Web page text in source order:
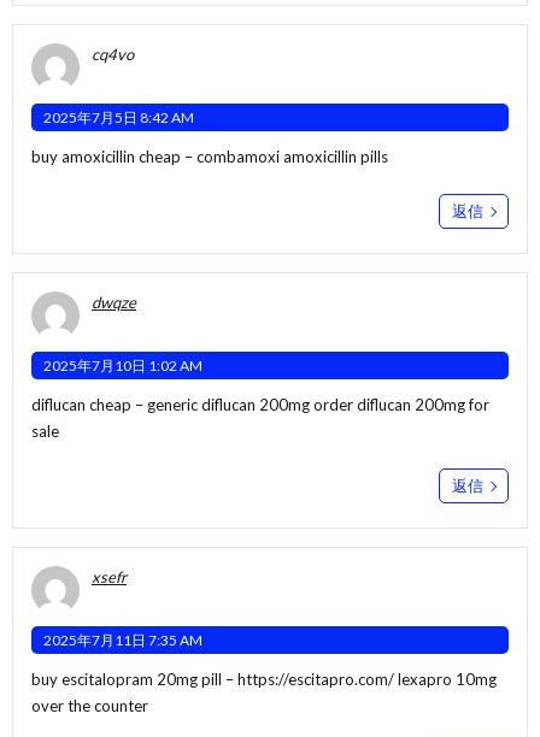
cq4vo
2025年7月5日 8:42 AM
buy amoxicillin cheap –combamoxiamoxicillin pills
返信
dwqze
2025年7月10日 1:02 AM
diflucan cheap – generic diflucan 200mgorder diflucan 200mg for
sale
返信
xsefr
2025年7月11日 7:35 AM
buy escitalopram 20mg pill –https://escitapro.com/lexapro 10mg
over the counter